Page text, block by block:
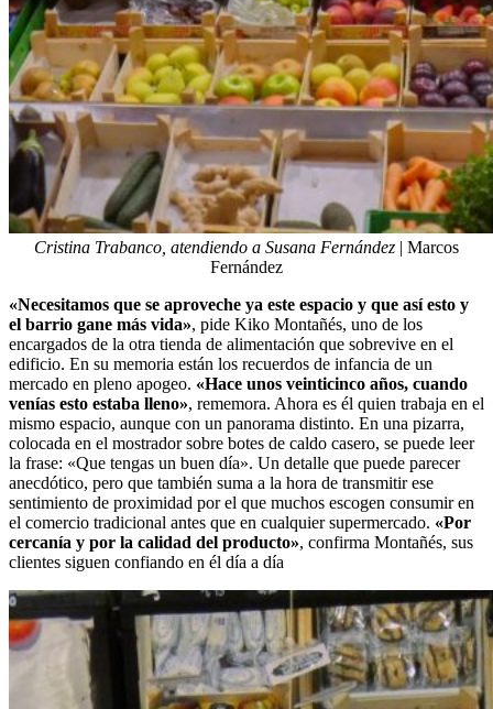
Cristina Trabanco, atendiendo a Susana Fernández | Marcos
Fernández
«Necesitamos que se aproveche ya este espacio y que así esto y
el barrio gane más vida», pide Kiko Montañés, uno de los
encargados de la otra tienda de alimentación que sobrevive en el
edificio. En su memoria están los recuerdos de infancia de un
mercado en pleno apogeo. «Hace unos veinticinco años, cuando
venías esto estaba lleno», rememora. Ahora es él quien trabaja en el
mismo espacio, aunque con un panorama distinto. En una pizarra,
colocada en el mostrador sobre botes de caldo casero, se puede leer
la frase: «Que tengas un buen día». Un detalle que puede parecer
anecdótico, pero que también suma a la hora de transmitir ese
sentimiento de proximidad por el que muchos escogen consumir en
el comercio tradicional antes que en cualquier supermercado. «Por
cercanía y por la calidad del producto», confirma Montañés, sus
clientes siguen confiando en él día a día